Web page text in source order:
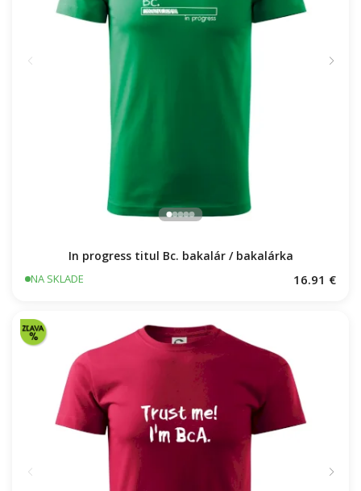
In progress titul Bc. bakalár / bakalárka
NA SKLADE 16.91 €